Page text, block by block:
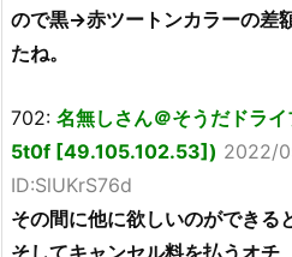
ので黒→赤ツートンカラーの差
たね。
702: 名無しさん＠そうだドラ
5t0f [49.105.102.53]) 2022/
ID:SlUKrS76d
その間に他に欲しいのができる
そしてキャンセル料を払うオチ